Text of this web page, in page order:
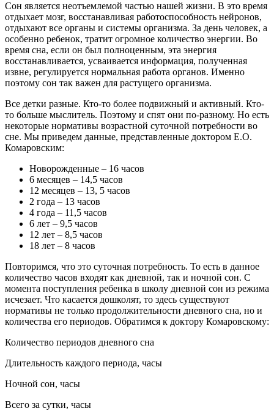
Сон является неотъемлемой частью нашей жизни. В это время
отдыхает мозг, восстанавливая работоспособность нейронов,
отдыхают все органы и системы организма. За день человек, а
особенно ребенок, тратит огромное количество энергии. Во
время сна, если он был полноценным, эта энергия
восстанавливается, усваивается информация, полученная
извне, регулируется нормальная работа органов. Именно
поэтому сон так важен для растущего организма.
Все детки разные. Кто-то более подвижный и активный. Кто-
то больше мыслитель. Поэтому и спят они по-разному. Но есть
некоторые нормативы возрастной суточной потребности во
сне. Мы приведем данные, представленные доктором Е.О.
Комаровским:
Новорожденные – 16 часов
6 месяцев – 14,5 часов
12 месяцев – 13, 5 часов
2 года – 13 часов
4 года – 11,5 часов
6 лет – 9,5 часов
12 лет – 8,5 часов
18 лет – 8 часов
Повторимся, что это суточная потребность. То есть в данное
количество часов входят как дневной, так и ночной сон. С
момента поступления ребенка в школу дневной сон из режима
исчезает. Что касается дошколят, то здесь существуют
нормативы не только продолжительности дневного сна, но и
количества его периодов. Обратимся к доктору Комаровскому:
Количество периодов дневного сна
Длительность каждого периода, часы
Ночной сон, часы
Всего за сутки, часы